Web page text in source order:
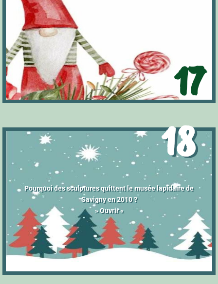
17
18
Pourquoi des sculptures quittent le musée lapidaire de
Savigny en 2010 ?
» Ouvrir «